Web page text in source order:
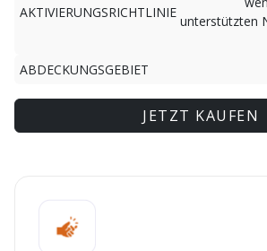
AKTIVIERUNGSRICHTLINIE
unterstützten
ABDECKUNGSGEBIET
JETZT KAUFEN